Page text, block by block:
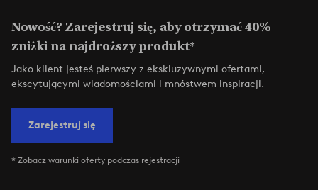
Nowość? Zarejestruj się, aby otrzymać 40%
zniżki na najdroższy produkt*
Jako klient jesteś pierwszy z ekskluzywnymi ofertami,
ekscytującymi wiadomościami i mnóstwem inspiracji.
Zarejestruj się
* Zobacz warunki oferty podczas rejestracji